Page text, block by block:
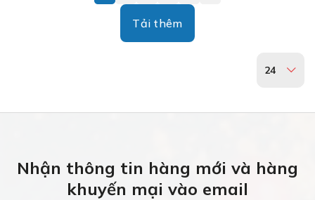
Tải thêm
24
Nhận thông tin hàng mới và hàng
khuyến mại vào email